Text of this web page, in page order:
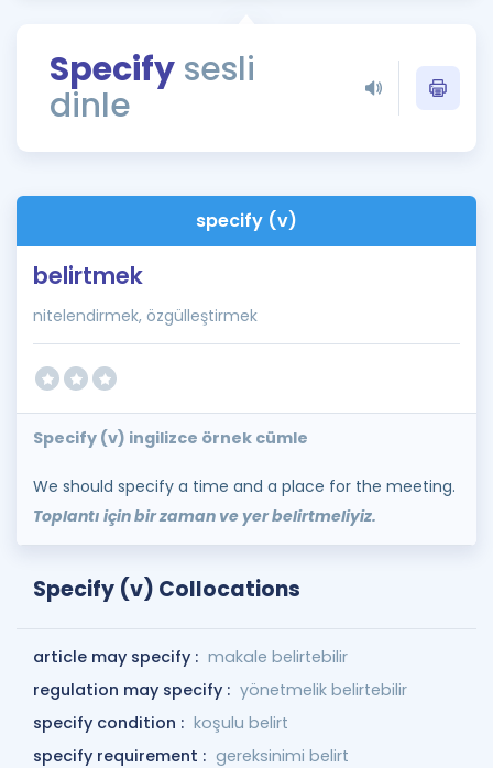
Rehberlik Aracı
ÖSYM Sınav Takvimi
İngilizce Gramer
Specify sesli
dinle
specify (v)
belirtmek
nitelendirmek, özgülleştirmek
Specify (v) ingilizce örnek cümle
We should specify a time and a place for the meeting.
Toplantı için bir zaman ve yer belirtmeliyiz.
Specify (v) Collocations
article may specify : makale belirtebilir
regulation may specify : yönetmelik belirtebilir
specify condition : koşulu belirt
specify requirement : gereksinimi belirt